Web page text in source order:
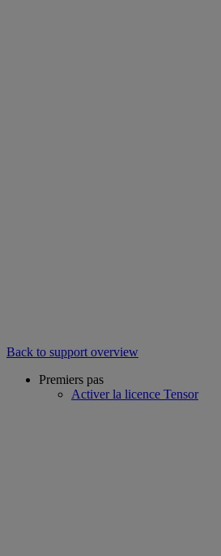
Back to support overview
Premiers pas
Activer la licence Tensor